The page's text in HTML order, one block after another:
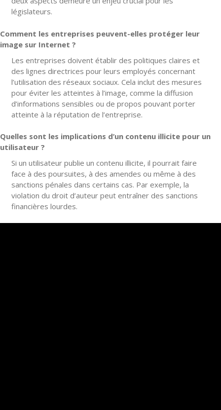
législateurs.
Comment les entreprises peuvent-elles protéger leur
image sur Internet ?
Les entreprises doivent établir des politiques claires et
des lignes directrices pour leurs employés concernant
l’utilisation des réseaux sociaux. Cela inclut des mesures
pour éviter les atteintes à l’image, comme la diffusion
d’informations sensibles ou de propos pouvant porter
atteinte à la réputation de l’entreprise.
Quelles sont les implications d’un contenu illicite pour un
utilisateur ?
Si un utilisateur publie un contenu illicite, il pourrait faire
face à des poursuites, à des amendes ou même à des
sanctions pénales dans certains cas. Par exemple, la
violation du droit d’auteur peut entraîner des sanctions
financières lourdes.